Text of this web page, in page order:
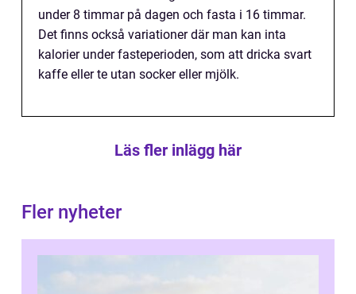
under 8 timmar på dagen och fasta i 16 timmar.
Det finns också variationer där man kan inta
kalorier under fasteperioden, som att dricka svart
kaffe eller te utan socker eller mjölk.
Läs fler inlägg här
Fler nyheter